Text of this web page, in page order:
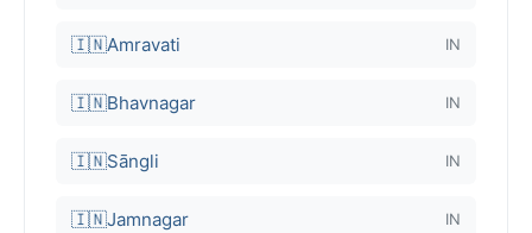
🇮🇳Amravati IN
🇮🇳Bhavnagar IN
🇮🇳Sāngli IN
🇮🇳Jamnagar IN